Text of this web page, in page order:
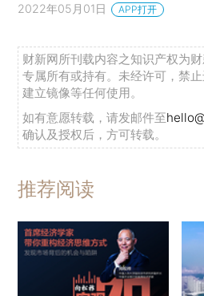
2022年05月01日 APP打开
财新网所刊载内容之知识产权为
专属所有或持有。未经许可，禁
建立镜像等任何使用。
如有意愿转载，请发邮件至
确认及授权后，方可转载。
推荐阅读